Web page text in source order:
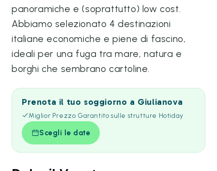
panoramiche e (soprattutto) low cost.
Abbiamo selezionato 4 destinazioni
italiane economiche e piene di fascino,
ideali per una fuga tra mare, natura e
borghi che sembrano cartoline.
Prenota il tuo soggiorno a Giulianova
Miglior Prezzo Garantito sulle strutture Hotiday
Scegli le date